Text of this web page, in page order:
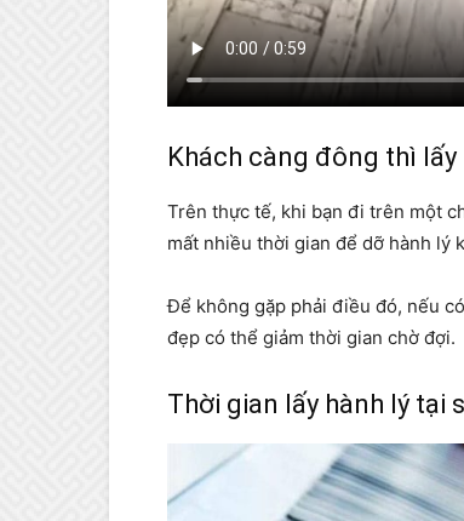
Khách càng đông thì lấy
Trên thực tế, khi bạn đi trên một
mất nhiều thời gian để dỡ hành lý
Để không gặp phải điều đó, nếu
đẹp có thể giảm thời gian chờ đợi.
Thời gian lấy hành lý tại